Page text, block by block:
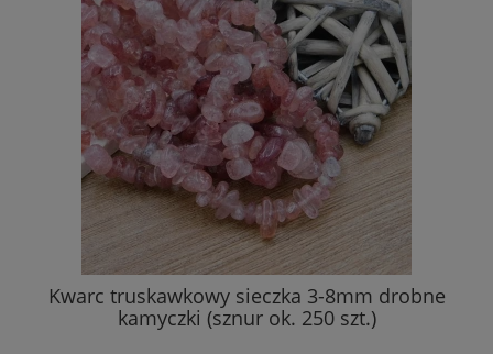
Kwarc truskawkowy sieczka 3-8mm drobne
kamyczki (sznur ok. 250 szt.)